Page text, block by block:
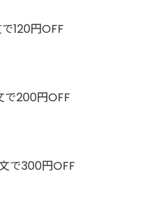
120円OFF
で200円OFF
で300円OFF